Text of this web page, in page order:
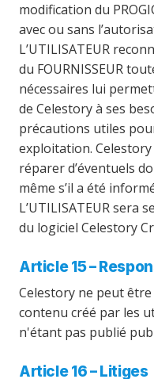
modification du
avec ou sans
L’UTILISATEUR
du FOURNISSEUR
nécessaires lui
de Celestory à ses
précautions utiles
exploitation.
réparer d’éventuels
même s’il a été
L’UTILISATEUR sera
du logiciel Celestory
Article 15 –
Celestory ne peut
contenu créé par les
n'étant pas publié
Article 16 – Litiges